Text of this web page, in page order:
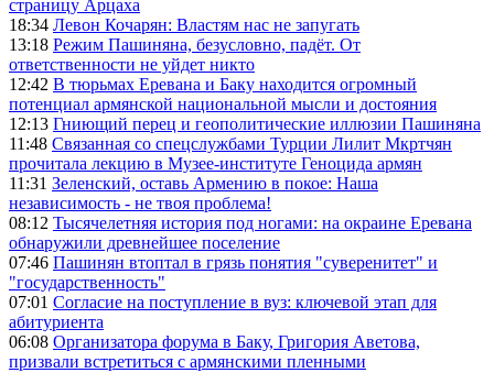
страницу Арцаха
18:34 Левон Кочарян: Властям нас не запугать
13:18 Режим Пашиняна, безусловно, падёт. От
ответственности не уйдет никто
12:42 В тюрьмах Еревана и Баку находится огромный
потенциал армянской национальной мысли и достояния
12:13 Гниющий перец и геополитические иллюзии Пашиняна
11:48 Связанная со спецслужбами Турции Лилит Мкртчян
прочитала лекцию в Музее-институте Геноцида армян
11:31 Зеленский, оставь Армению в покое: Наша
независимость - не твоя проблема!
08:12 Тысячелетняя история под ногами: на окраине Еревана
обнаружили древнейшее поселение
07:46 Пашинян втоптал в грязь понятия "суверенитет" и
"государственность"
07:01 Согласие на поступление в вуз: ключевой этап для
абитуриента
06:08 Организатора форума в Баку, Григория Аветова,
призвали встретиться с армянскими пленными